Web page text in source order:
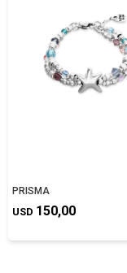
PRISMA
USD 150,00